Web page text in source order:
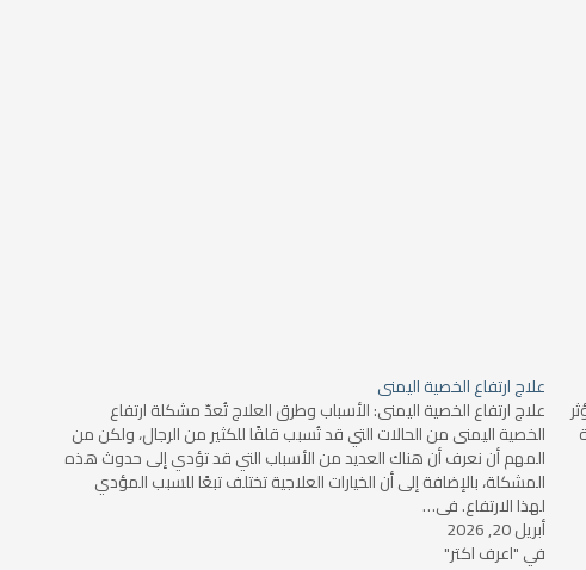
علاج ارتفاع الخصية اليمنى
علاج ارتفاع الخصية اليمنى: الأسباب وطرق العلاج تُعدّ مشكلة ارتفاع
الخصية اليمنى من الحالات التي قد تُسبب قلقًا للكثير من الرجال، ولكن من
المهم أن نعرف أن هناك العديد من الأسباب التي قد تؤدي إلى حدوث هذه
المشكلة، بالإضافة إلى أن الخيارات العلاجية تختلف تبعًا للسبب المؤدي
لهذا الارتفاع. في…
أبريل 20, 2026
في "اعرف اكتر"